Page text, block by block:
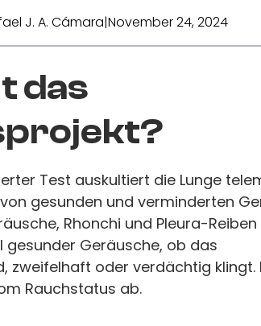
J. A. Cámara|November 24, 2024
das
Test auskultiert die Lunge
gesunden und verminderten
Rhonchi und Pleura-Reiben
Geräusche, ob das
zweifelhaft oder verdächtig klingt.
Rauchstatus ab.